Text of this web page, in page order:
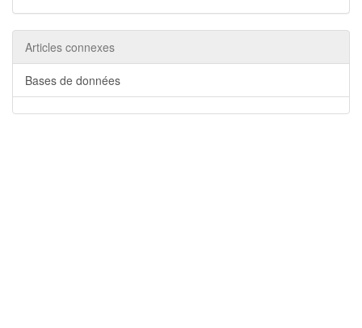
Articles connexes
Bases de données